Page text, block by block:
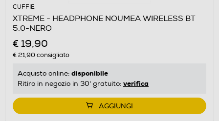
CUFFIE
XTREME - HEADPHONE NOUMEA WIRELESS BT
5.0-NERO
€ 19,90
€ 21,90consigliato
Acquisto online: disponibile
Ritiro in negozio in 30' gratuito: verifica
AGGIUNGI